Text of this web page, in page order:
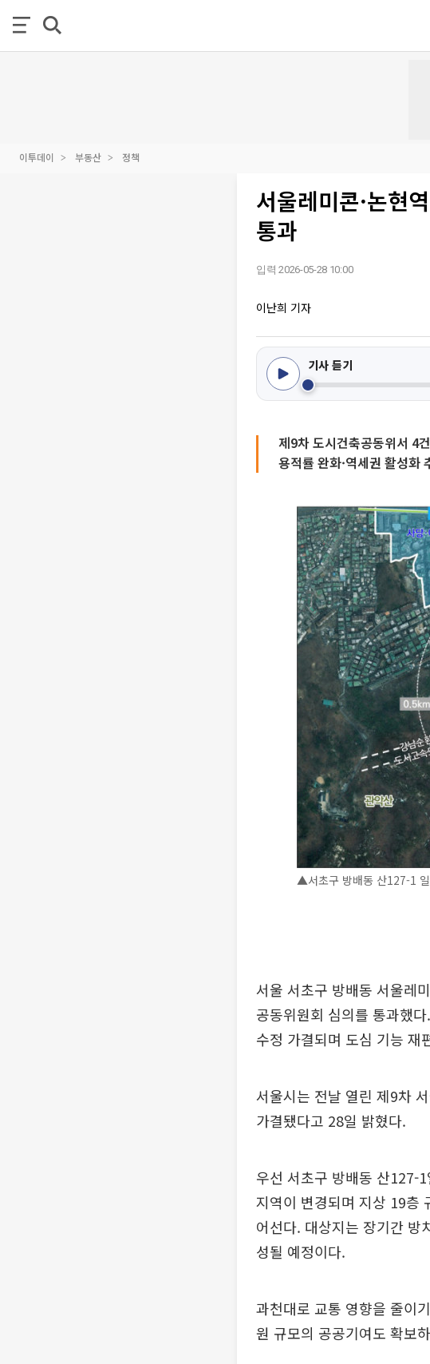
이투데이 부동산 정책
서울레미콘·논현
통과
입력 2026-05-28 10:00
이난희 기자
기사 듣기
제9차 도시건축공동위서 4
용적률 완화·역세권 활성화
▲서초구 방배동 산127-1
서울 서초구 방배동 서울레
공동위원회 심의를 통과했
수정 가결되며 도심 기능 재
서울시는 전날 열린 제9차
가결됐다고 28일 밝혔다.
우선 서초구 방배동 산127-
지역이 변경되며 지상 19층
어선다. 대상지는 장기간 방
성될 예정이다.
과천대로 교통 영향을 줄이
원 규모의 공공기여도 확보